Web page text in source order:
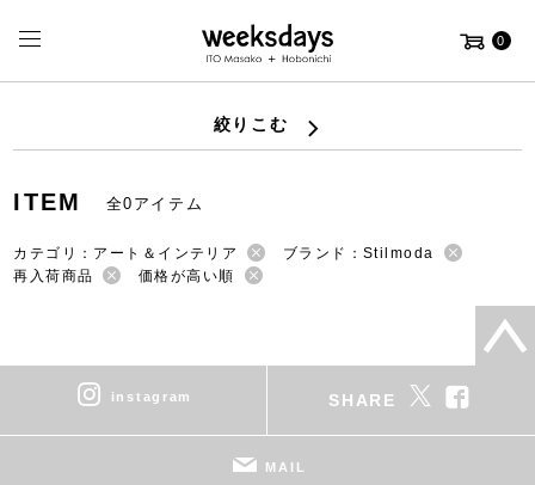
0
絞りこむ
ITEM 全0アイテム
カテゴリ：アート＆インテリア
ブランド：Stilmoda
再入荷商品
価格が高い順
instagram SHARE
MAIL